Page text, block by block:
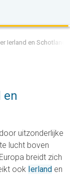
Ierland en Schotland
en
uitzonderlijke
lucht boven
breidt zich
ook Ierland en